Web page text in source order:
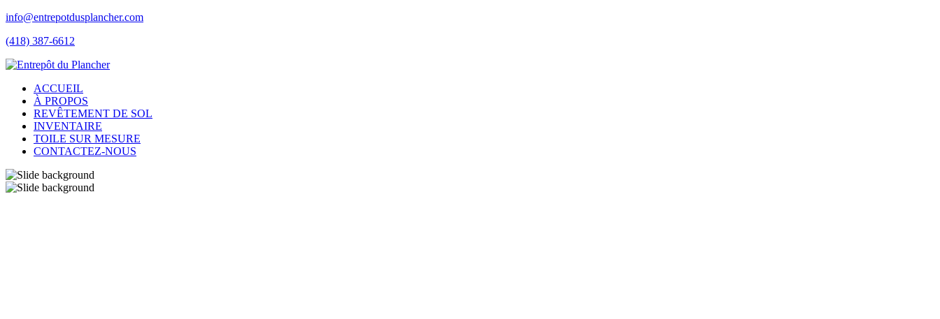
info@entrepotdusplancher.com
(418) 387-6612
ACCUEIL
À PROPOS
REVÊTEMENT DE SOL
INVENTAIRE
TOILE SUR MESURE
CONTACTEZ-NOUS